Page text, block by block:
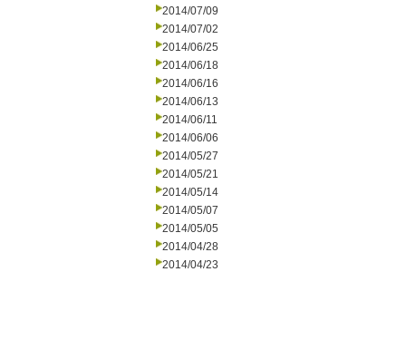
2014/07/09
2014/07/02
2014/06/25
2014/06/18
2014/06/16
2014/06/13
2014/06/11
2014/06/06
2014/05/27
2014/05/21
2014/05/14
2014/05/07
2014/05/05
2014/04/28
2014/04/23